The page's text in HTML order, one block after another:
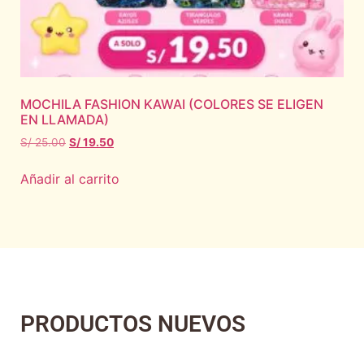
MOCHILA FASHION KAWAI (COLORES SE ELIGEN
EN LLAMADA)
S/25.00 S/19.50
Añadir al carrito
PRODUCTOS NUEVOS